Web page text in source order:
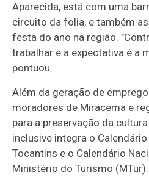
Aparecida, está com uma
circuito da folia, e também
festa do ano na região.
trabalhar e a expectativa é a
pontuou.
Além da geração de
moradores de Miracema e
para a preservação da
inclusive integra o
Tocantins e o Calendário
Ministério do Turismo (MTur).